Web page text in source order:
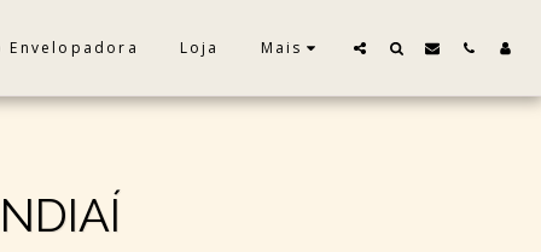
Envelopadora Loja Mais